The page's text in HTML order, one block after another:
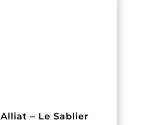
Alliat – Le Sablier